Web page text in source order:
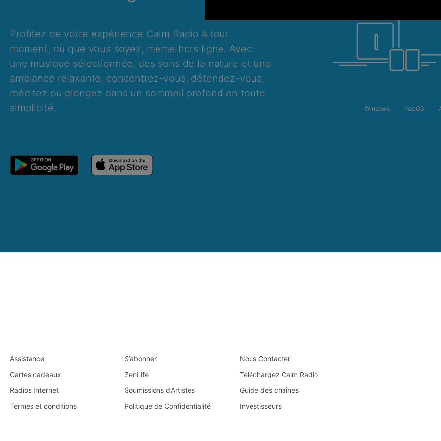
Profitez de votre expérience Calm Radio à tout
moment, où que vous soyez, même hors ligne. Avec
une musique sélectionnée, des sons de la nature et une
ambiance relaxante, concentrez-vous, détendez-vous,
méditez ou plongez dans un sommeil profond en toute
simplicité.
Windows macOS
Assistance S’abonner
Nous Contacter
Cartes cadeaux
ZenLife
Téléchargez Calm Radio
Radios Internet
Soumissions d’Artistes
Guide des chaînes
Termes et conditions
Politique de Confidentialité Investisseurs